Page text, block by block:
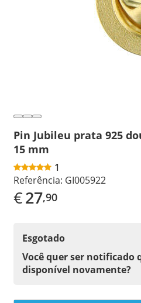
Pin Jubileu prata 925
15 mm
1
Referência: GI005922
€27,90
Esgotado
Você quer ser notificado
disponível novamente?